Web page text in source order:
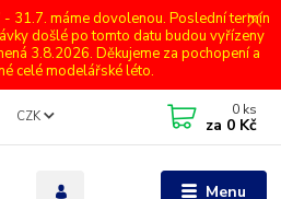
- 31.7. máme dovolenou. Poslední termín
došlé po tomto datu budou vyřízeny
3.8.2026. Děkujeme za pochopení a
celé modelářské léto.
Menu
CZK 0 ks
za 0 Kč